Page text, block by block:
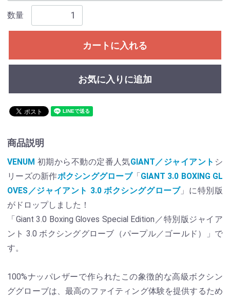
数量
カートに入れる
お気に入りに追加
商品説明
VENUM 初期から不動の定番人気GIANT／ジャイアント シ
リーズの新作ボクシンググローブ「 GIANT 3.0 BOXING GL
OVES／ジャイアント 3.0 ボクシンググローブ」に特別版
がドロップしました！
「Giant 3.0 Boxing Gloves Special Edition／特別版ジャイア
ント 3.0 ボクシンググローブ（パープル／ゴールド）」で
す。
100%ナッパレザーで作られたこの象徴的な高級ボクシン
ググローブは、最高のファイティング体験を提供するため